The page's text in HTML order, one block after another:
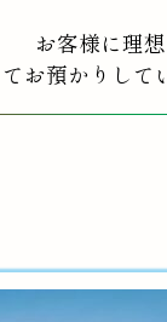
お客様に理
お預かりして